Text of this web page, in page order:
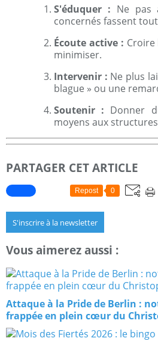
S'éduquer : Ne pas
concernés fassent
Écoute active : Croire
minimiser.
Intervenir : Ne plus
blague » ou une
Soutenir : Donner
moyens aux
PARTAGER CET ARTICLE
Repost 0
S'inscrire à la newsletter
Vous aimerez aussi :
Attaque à la Pride de Berlin :
frappée en plein cœur du